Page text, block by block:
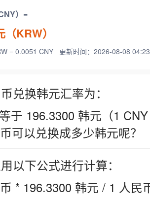
）=
（KRW）
= 0.0051 CNY 更新时间：2026-08-08
兑换韩元汇率为：
于 196.3300 韩元（1
可以兑换成多少韩元呢？
以下公式进行计算：
* 196.3300 韩元 / 1 人民